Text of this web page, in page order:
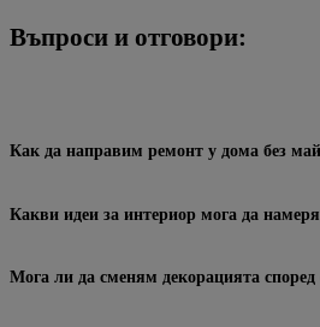
Въпроси и отговори:
Как да направим ремонт у дома без
Какви идеи за интериор мога да
Мога ли да сменям декорацията според